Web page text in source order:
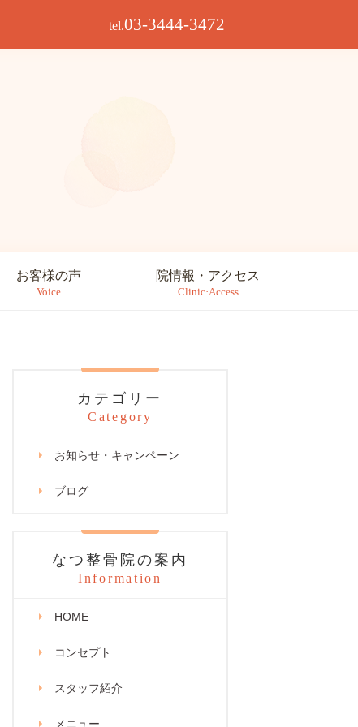
tel.03-3444-3472
お客様の声
Voice
院情報・アクセス
Clinic·Access
カテゴリー
Category
お知らせ・キャンペーン
ブログ
なつ整骨院の案内
Information
HOME
コンセプト
スタッフ紹介
メニュー